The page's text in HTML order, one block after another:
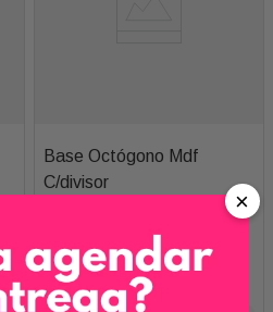
Base Octógono Mdf
C/divisor
R$ 25,00
1x de R$ 35,00
×